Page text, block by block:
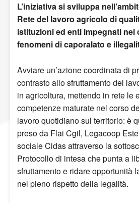
L’iniziativa si sviluppa
Rete del lavoro agricolo di
istituzioni ed enti impegnati nel
fenomeni di caporalato e
Avviare un’azione coordinata di
contrasto allo sfruttamento del
in agricoltura, mettendo in rete le
competenze maturate nel corso
lavoro quotidiano sul territorio: è
preso da Flai Cgil, Legacoop
sociale Cidas attraverso la
Protocollo di intesa che punta a
sfruttamento e ridare opportunità
nel pieno rispetto della legalità.